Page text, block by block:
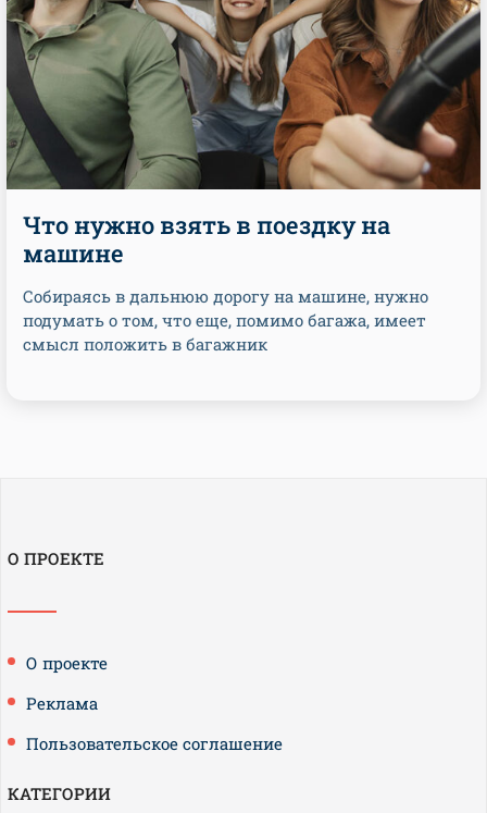
Что нужно взять в поездку на
машине
Собираясь в дальнюю дорогу на машине, нужно
подумать о том, что еще, помимо багажа, имеет
смысл положить в багажник
О ПРОЕКТЕ
О проекте
Реклама
Пользовательское соглашение
КАТЕГОРИИ